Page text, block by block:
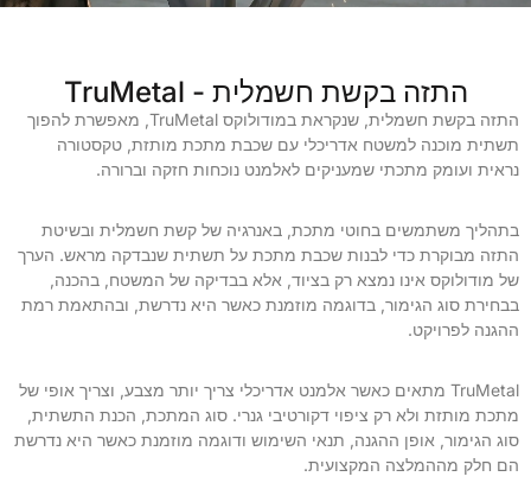
התזה בקשת חשמלית - TruMetal
התזה בקשת חשמלית, שנקראת במודולוקס TruMetal, מאפשרת להפוך
תשתית מוכנה למשטח אדריכלי עם שכבת מתכת מותזת, טקסטורה
נראית ועומק מתכתי שמעניקים לאלמנט נוכחות חזקה וברורה.
בתהליך משתמשים בחוטי מתכת, באנרגיה של קשת חשמלית ובשיטת
התזה מבוקרת כדי לבנות שכבת מתכת על תשתית שנבדקה מראש. הערך
של מודולוקס אינו נמצא רק בציוד, אלא בבדיקה של המשטח, בהכנה,
בבחירת סוג הגימור, בדוגמה מוזמנת כאשר היא נדרשת, ובהתאמת רמת
ההגנה לפרויקט.
TruMetal מתאים כאשר אלמנט אדריכלי צריך יותר מצבע, וצריך אופי של
מתכת מותזת ולא רק ציפוי דקורטיבי גנרי. סוג המתכת, הכנת התשתית,
סוג הגימור, אופן ההגנה, תנאי השימוש ודוגמה מוזמנת כאשר היא נדרשת
הם חלק מההמלצה המקצועית.